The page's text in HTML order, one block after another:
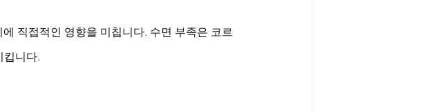
직접적인 영향을 미칩니다. 수면 부족은 코르
킵니다.